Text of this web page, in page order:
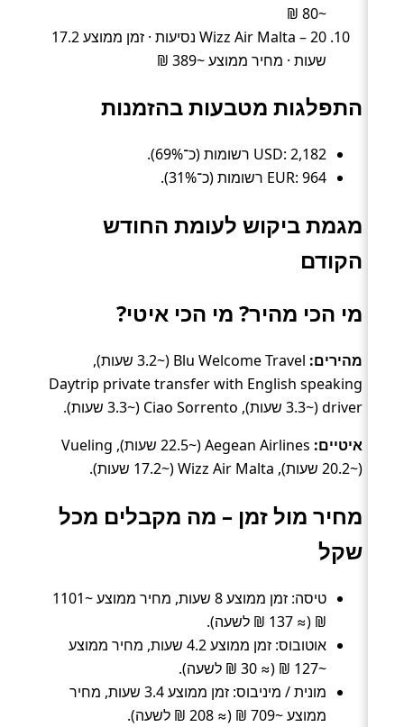
~80 ₪
Wizz Air Malta – 20 נסיעות · זמן ממוצע 17.2
שעות · מחיר ממוצע ~389 ₪
התפלגות מטבעות בהזמנות
USD: 2,182 רשומות (כ־69%).
EUR: 964 רשומות (כ־31%).
מגמת ביקוש לעומת החודש
הקודם
מי הכי מהיר? מי הכי איטי?
מהירים:
Blu Welcome Travel (~3.2 שעות),
Daytrip private transfer with English speaking
driver (~3.3 שעות), Ciao Sorrento (~3.3 שעות).
איטיים:
Aegean Airlines (~22.5 שעות), Vueling
(~20.2 שעות), Wizz Air Malta (~17.2 שעות).
מחיר מול זמן – מה מקבלים מכל
שקל
טיסה: זמן ממוצע 8 שעות, מחיר ממוצע ~1101
₪ (≈ 137 ₪ לשעה).
אוטובוס: זמן ממוצע 4.2 שעות, מחיר ממוצע
~127 ₪ (≈ 30 ₪ לשעה).
מונית / מיניבוס: זמן ממוצע 3.4 שעות, מחיר
ממוצע ~709 ₪ (≈ 208 ₪ לשעה).